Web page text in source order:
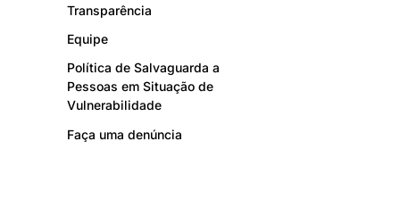
Transparência
Equipe
Política de Salvaguarda a
Pessoas em Situação de
Vulnerabilidade
Faça uma denúncia